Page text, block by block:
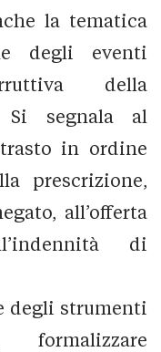
la tematica
degli eventi
della
Si segnala al
in ordine
prescrizione,
all’offerta
di
degli strumenti